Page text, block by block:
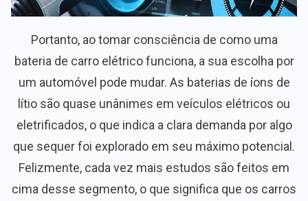
Portanto, ao tomar consciência de como uma
bateria de carro elétrico funciona, a sua escolha por
um automóvel pode mudar. As baterias de íons de
lítio são quase unânimes em veículos elétricos ou
eletrificados, o que indica a clara demanda por algo
que sequer foi explorado em seu máximo potencial.
Felizmente, cada vez mais estudos são feitos em
cima desse segmento, o que significa que os carros